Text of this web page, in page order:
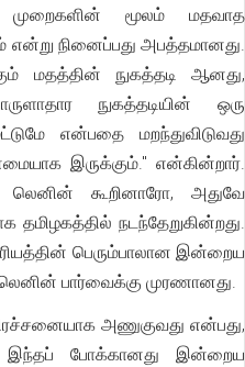
முறைகளின் மூலம் மதவாத
நினைப்பது அபத்தமானது.
மதத்தின் நுகத்தடி ஆனது,
நுகத்தடியின் ஒரு
என்பதை மறந்துவிடுவது
இருக்கும்." என்கின்றார்.
கூறினாரோ, அதுவே
தமிழகத்தில் நடந்தேறுகின்றது.
பெரும்பாலான இன்றைய
பார்வைக்கு முரணானது.
அணுகுவது என்பது,
இந்தப் போக்கானது இன்றைய